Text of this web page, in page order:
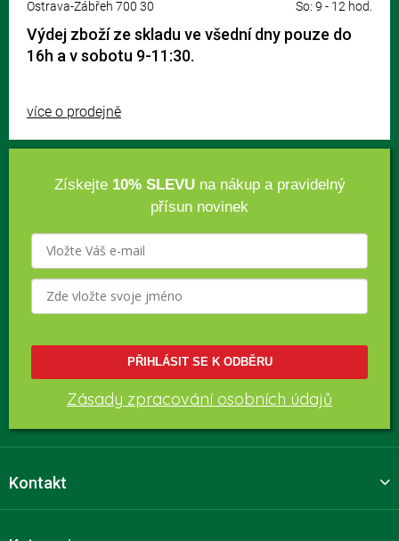
Ostrava-Zábřeh 700 30
So: 9 - 12 hod.
Výdej zboží ze skladu ve všední dny pouze do
16h a v sobotu 9-11:30.
více o prodejně
Získejte 10% SLEVUna nákup a pravidelný
přísun novinek
PŘIHLÁSIT SE K ODBĚRU
Zásady zpracování osobních údajů
Kontakt